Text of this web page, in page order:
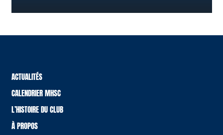
ACTUALITÉS
CALENDRIER MHSC
L’HISTOIRE DU CLUB
À PROPOS